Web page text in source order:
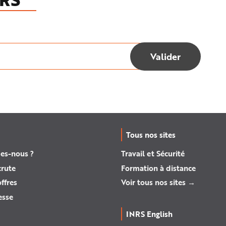
nous ?
Tous nos sites
Travail et Sécurité
Formation à distance
Voir tous nos sites →
INRS English